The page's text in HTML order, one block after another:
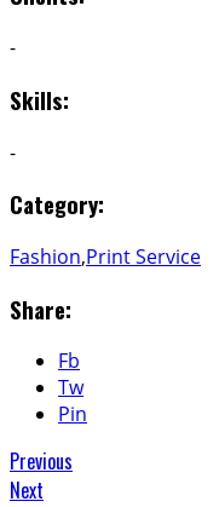
-
Skills:
-
Category:
Fashion,Print Service
Share:
Fb
Tw
Pin
Previous
Next